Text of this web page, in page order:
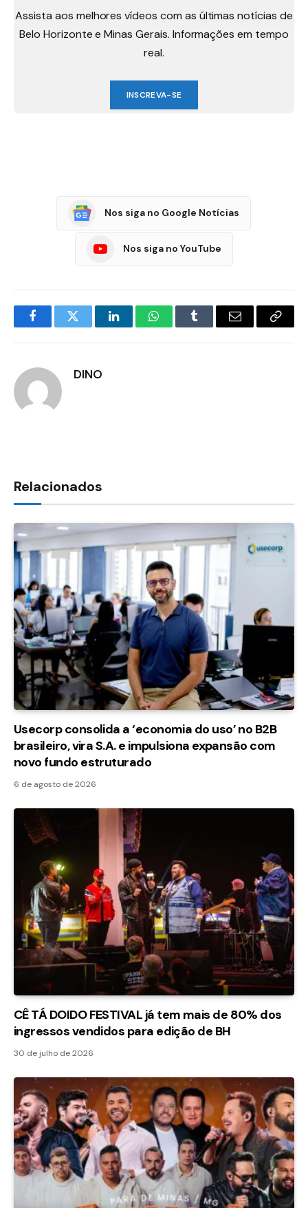
Assista aos melhores vídeos com as últimas notícias de
Belo Horizonte e Minas Gerais. Informações em tempo
real.
INSCREVA-SE
Nos siga no Google Notícias
Nos siga no YouTube
FacebookTwitter LinkedInWhatsAppTumblr E-
Copiar
DINO
Relacionados
Usecorp consolida a ‘economia do uso’ no B2B
brasileiro, vira S.A. e impulsiona expansão com
novo fundo estruturado
6 de agosto de 2026
CÊ TÁ DOIDO FESTIVAL já tem mais de 80% dos
ingressos vendidos para edição de BH
30 de julho de 2026